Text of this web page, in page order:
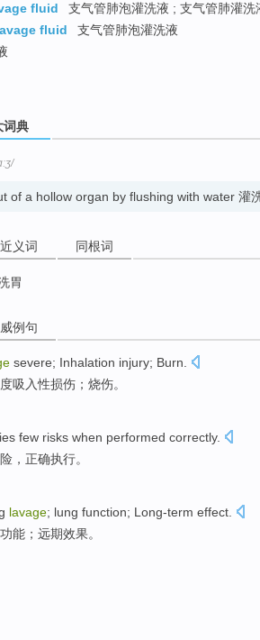
fluid
支气管肺泡灌洗液 ; 支气管肺灌
fluid
支气管肺泡灌洗液
词典
of a hollow organ by flushing with water 灌
义词 同根词
胃
例句
severe; Inhalation injury; Burn.
吸入性损伤 ； 烧伤。
few risks when performed correctly.
， 正确执行。
lavage; lung function; Long-term effect
功能 ； 远期效果。